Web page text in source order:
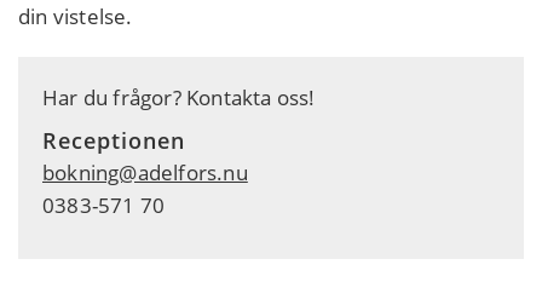
din vistelse.
Har du frågor? Kontakta oss!
Receptionen
bokning@adelfors.nu
0383-571 70